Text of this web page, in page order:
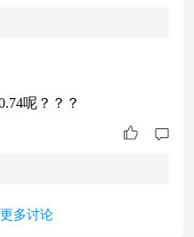
呢？？？
多讨论